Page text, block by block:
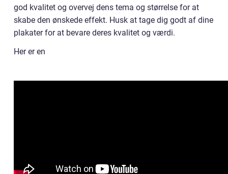
god kvalitet og overvej dens tema og størrelse for at
skabe den ønskede effekt. Husk at tage dig godt af dine
plakater for at bevare deres kvalitet og værdi.
Her er en